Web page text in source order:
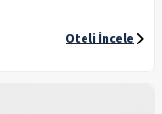
Oteli İncele